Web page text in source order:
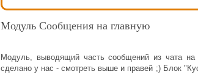
Модуль Сообщения на главную
Модуль, выводящий часть сообщений из чата на
сделано у нас - смотреть выше и правей ;) Блок